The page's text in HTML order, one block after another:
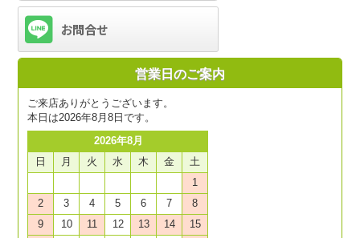
営業日のご案内
ご来店ありがとうございます。
本日は2026年8月8日です。
2026年8月
日
月 火 水 木 金
土
1
2
3 4 5 6 7
8
9
10 11 12 13 14
15